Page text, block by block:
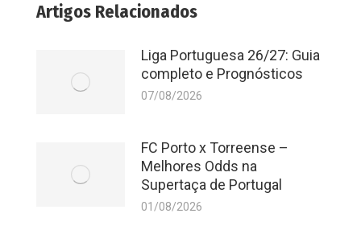
Artigos Relacionados
Liga Portuguesa 26/27: Guia
completo e Prognósticos
07/08/2026
FC Porto x Torreense –
Melhores Odds na
Supertaça de Portugal
01/08/2026